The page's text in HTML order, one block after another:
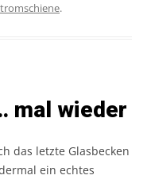
.
mal wieder
das letzte Glasbecken
ein echtes